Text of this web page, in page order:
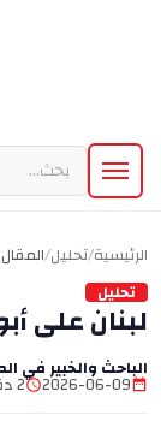
الرئيسية/تحليل/المقال
تحليل
لبنان على
الباحث والخبير في
2026-06-09 2 دقائق قراءة